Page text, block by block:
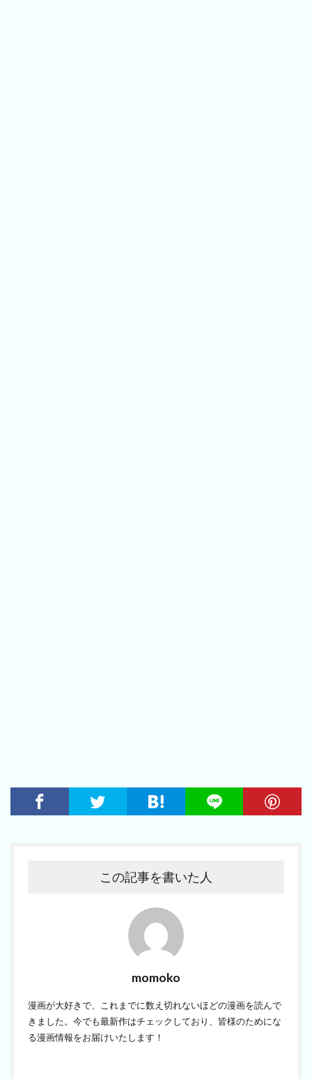
この記事を書いた人
momoko
漫画が大好きで、これまでに数え切れないほどの漫画を読んで
きました。今でも最新作はチェックしており、皆様のためにな
る漫画情報をお届けいたします！